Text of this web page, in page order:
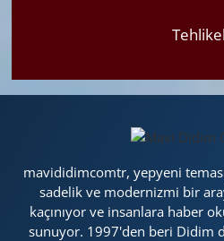
mavididimcomtr, yepyeni
sadelik ve modernizmi bir
kaçınıyor ve insanlara haber
sunuyor. 1997'den beri Didim